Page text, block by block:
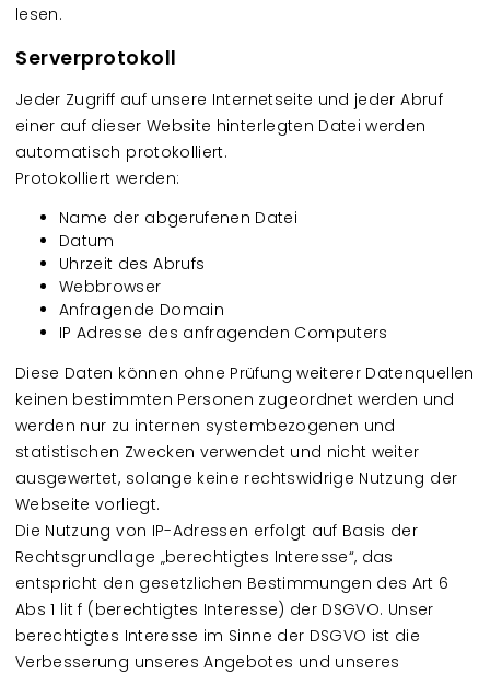
lesen.
Serverprotokoll
Jeder Zugriff auf unsere Internetseite und jeder Abruf
einer auf dieser Website hinterlegten Datei werden
automatisch protokolliert.
Protokolliert werden:
Name der abgerufenen Datei
Datum
Uhrzeit des Abrufs
Webbrowser
Anfragende Domain
IP Adresse des anfragenden Computers
Diese Daten können ohne Prüfung weiterer Datenquellen
keinen bestimmten Personen zugeordnet werden und
werden nur zu internen systembezogenen und
statistischen Zwecken verwendet und nicht weiter
ausgewertet, solange keine rechtswidrige Nutzung der
Webseite vorliegt.
Die Nutzung von IP-Adressen erfolgt auf Basis der
Rechtsgrundlage „berechtigtes Interesse“, das
entspricht den gesetzlichen Bestimmungen des Art 6
Abs 1 lit f (berechtigtes Interesse) der DSGVO. Unser
berechtigtes Interesse im Sinne der DSGVO ist die
Verbesserung unseres Angebotes und unseres